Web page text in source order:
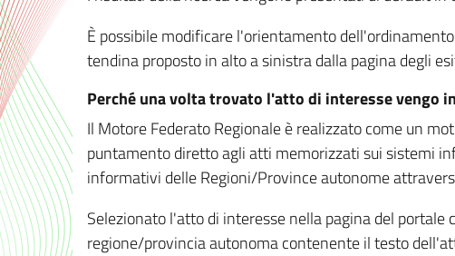
È possibile modificare l'orientamento
tendina proposto in alto a sinistra dalla pagina degli
Perché una volta trovato l'atto di interesse vengo
Il Motore Federato Regionale è realizzato come un
puntamento diretto agli atti memorizzati sui sistemi
informativi delle Regioni/Province autonome
Selezionato l'atto di interesse nella pagina del
regione/provincia autonoma contenente il testo